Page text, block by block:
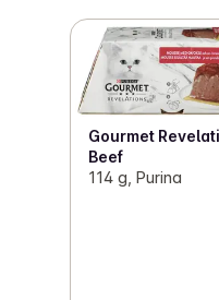
Gourmet
Beef
114 g, Purina